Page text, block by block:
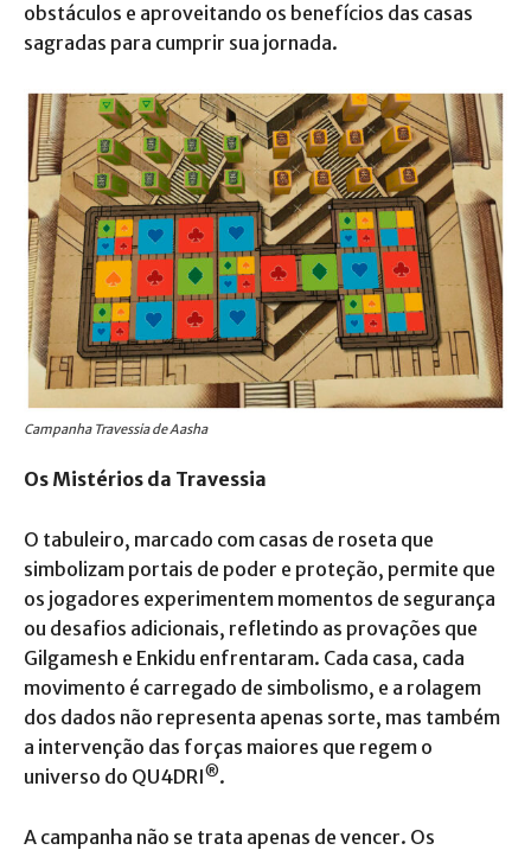
obstáculos e aproveitando os benefícios das casas
sagradas para cumprir sua jornada.
Campanha Travessia de Aasha
Os Mistérios da Travessia
O tabuleiro, marcado com casas de roseta que
simbolizam portais de poder e proteção, permite que
os jogadores experimentem momentos de segurança
ou desafios adicionais, refletindo as provações que
Gilgamesh e Enkidu enfrentaram. Cada casa, cada
movimento é carregado de simbolismo, e a rolagem
dos dados não representa apenas sorte, mas também
a intervenção das forças maiores que regem o
universo do QU4DRI®.
A campanha não se trata apenas de vencer. Os